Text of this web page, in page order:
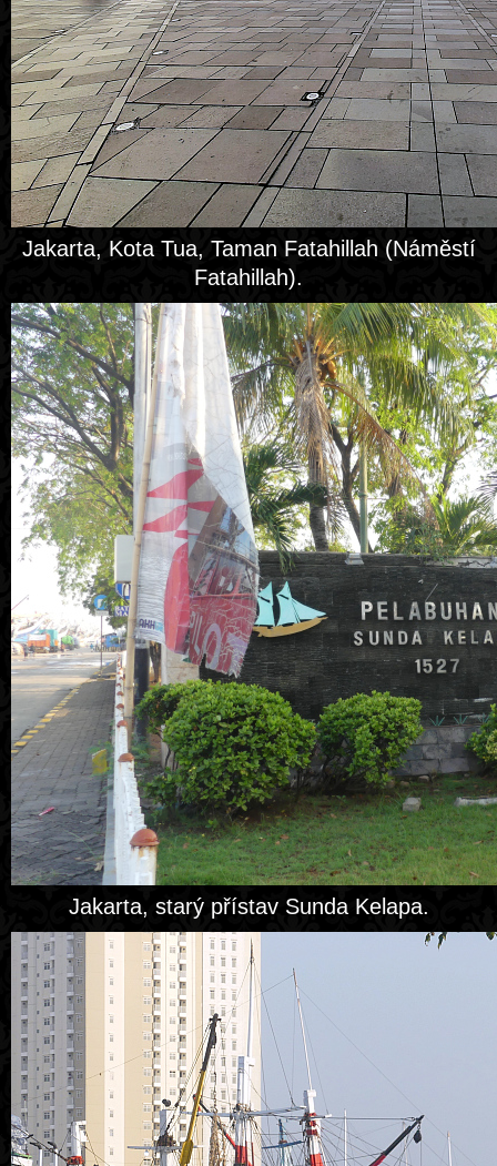
Jakarta, Kota Tua, Taman Fatahillah (Náměstí
Fatahillah).
Jakarta, starý přístav Sunda Kelapa.